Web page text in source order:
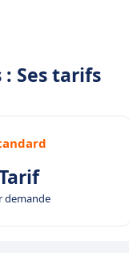
: Ses tarifs
demande